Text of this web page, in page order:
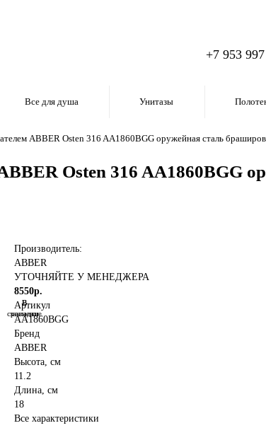
+7 953
Все для душа Унитазы
ABBER Osten 316 AA1860BGG оружейная сталь
Osten 316 AA1860BGG
Производитель:
ABBER
УТОЧНЯЙТЕ У МЕНЕДЖЕРА
8550р.
В
закладки
В
сравнение
Артикул
AA1860BGG
Бренд
ABBER
Высота, см
11.2
Длина, см
18
Все характеристики